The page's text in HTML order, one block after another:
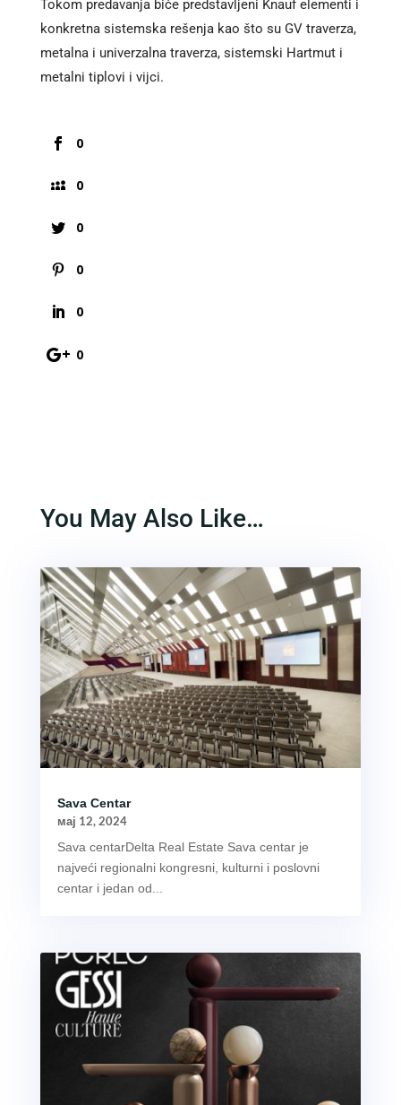
Tokom predavanja biće predstavljeni Knauf elementi i
konkretna sistemska rešenja kao što su GV traverza,
metalna i univerzalna traverza, sistemski Hartmut i
metalni tiplovi i vijci.
0
0
0
0
0
0
You May Also Like…
Sava Centar
мај 12, 2024
Sava centarDelta Real Estate Sava centar je
najveći regionalni kongresni, kulturni i poslovni
centar i jedan od...